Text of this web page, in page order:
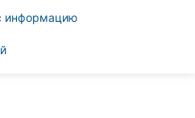
информацию